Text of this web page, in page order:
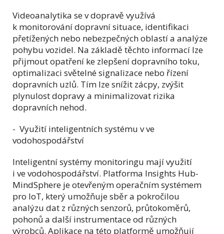
Videoanalytika se v dopravě využívá
k monitorování dopravní situace, identifikaci
přetížených nebo nebezpečných oblastí a analýze
pohybu vozidel. Na základě těchto informací lze
přijmout opatření ke zlepšení dopravního toku,
optimalizaci světelné signalizace nebo řízení
dopravních uzlů. Tím lze snížit zácpy, zvýšit
plynulost dopravy a minimalizovat rizika
dopravních nehod.
- Využití inteligentních systému v ve
vodohospodářství
Inteligentní systémy monitoringu mají využití
i ve vodohospodářství. Platforma Insights Hub-
MindSphere je otevřeným operačním systémem
pro IoT, který umožňuje sběr a pokročilou
analýzu dat z různých senzorů, průtokoměrů,
pohonů a další instrumentace od různých
výrobců. Aplikace na této platformě umožňují